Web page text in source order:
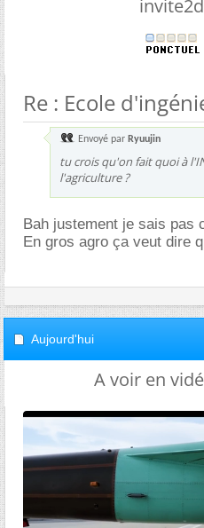
Re : Ecole
Envoyé par Ryuujin
tu crois qu'on fait quoi à
l'agriculture ?
Bah justement je sais pas
En gros agro ça veut dire
Aujourd'hui
A voir en